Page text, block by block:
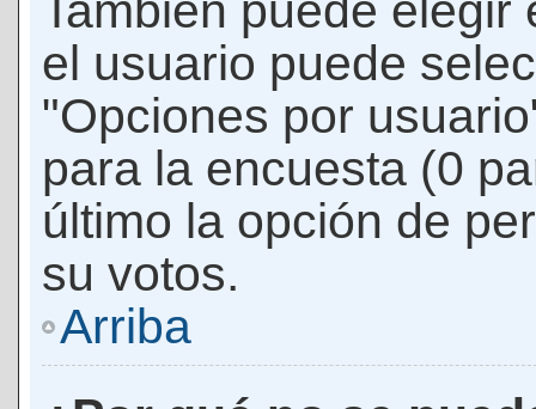
el usuario puede
"Opciones por
para la encuesta (0
último la opción de
su votos.
Arriba